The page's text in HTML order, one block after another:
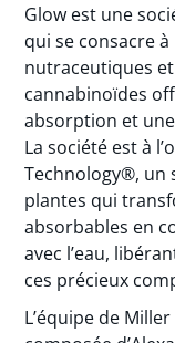
Glow est une
qui se consacre
nutraceutiques
cannabinoïdes
absorption et
La société est à
Technology®, un
plantes qui
absorbables en
avec l’eau,
ces précieux
L’équipe de